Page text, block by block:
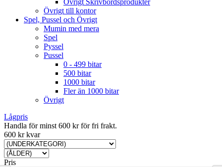
Övrigt Skrivbordsprodukter
Övrigt till kontor
Spel, Pussel och Övrigt
Mumin med mera
Spel
Pyssel
Pussel
0 - 499 bitar
500 bitar
1000 bitar
Fler än 1000 bitar
Övrigt
Lågpris
Handla för minst 600 kr för fri frakt.
600 kr kvar
Pris